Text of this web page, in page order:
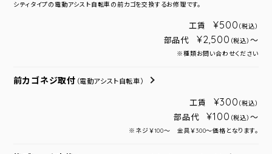
シティタイプの電動アシスト自転車の前カゴを交換するお修理です。
工賃 ¥500 （税込）
部品代 ¥2,500 （税込） ～
※種類お問い合わせください
前カゴネジ取付 （電動アシスト自転車）
工賃 ¥300 （税込）
部品代 ¥100 （税込） ～
※ネジ￥100～ 金具￥300～価格となります。